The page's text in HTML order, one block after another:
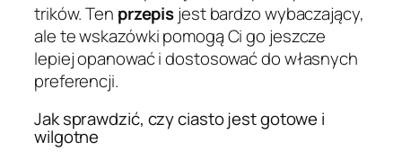
trików. Ten przepisjest bardzo wybaczający,
ale te wskazówki pomogą Ci go jeszcze
lepiej opanować i dostosować do własnych
preferencji.
Jak sprawdzić, czy ciasto jest gotowe i
wilgotne